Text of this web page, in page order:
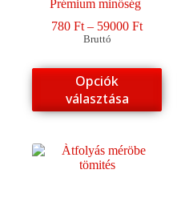
Prémium minőség
780Ft – 59000Ft
59000
Bruttó
Opciók
választása
Ennek
a
terméknek
több
van.
A